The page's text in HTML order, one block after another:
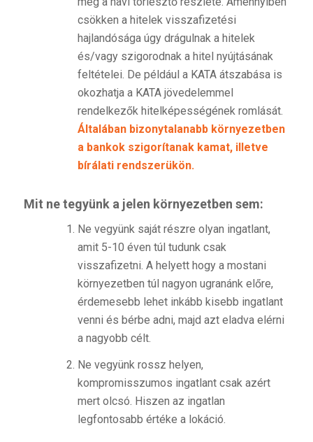
csökken a hitelek visszafizetési
hajlandósága úgy drágulnak a hitelek
és/vagy szigorodnak a hitel nyújtásának
feltételei. De például a KATA átszabása is
okozhatja a KATA jövedelemmel
rendelkezők hitelképességének romlását.
Általában bizonytalanabb környezetben
a bankok szigorítanak kamat, illetve
bírálati rendszerükön.
Mit ne tegyünk a jelen környezetben sem:
Ne vegyünk saját részre olyan ingatlant,
amit 5-10 éven túl tudunk csak
visszafizetni. A helyett hogy a mostani
környezetben túl nagyon ugranánk előre,
érdemesebb lehet inkább kisebb ingatlant
venni és bérbe adni, majd azt eladva elérni
a nagyobb célt.
Ne vegyünk rossz helyen,
kompromisszumos ingatlant csak azért
mert olcsó. Hiszen az ingatlan
legfontosabb értéke a lokáció.